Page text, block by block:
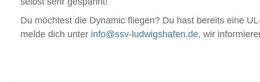
Du möchtest die Dynamic fliegen? Du hast bereits eine
melde dich unter info@ssv-ludwigshafen.de, wir